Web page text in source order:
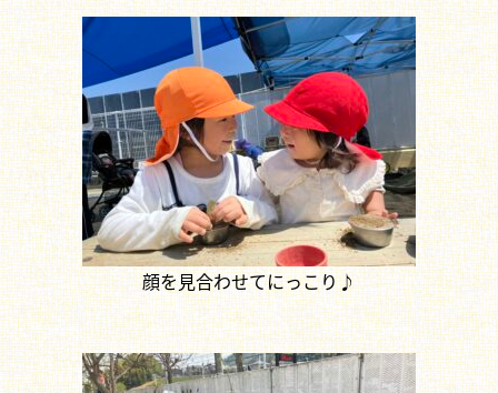
顔を見合わせてにっこり♪